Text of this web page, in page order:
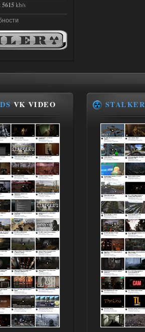
2 + OGSR +
21:22
почему не
7.0
19:14
Clan-su
Ответить ➤
(I.W.P.) - UPD
11:00
Clan-su
от
все в одном
Ответить ➤
7.0
5615kb/s
VK VIDEO